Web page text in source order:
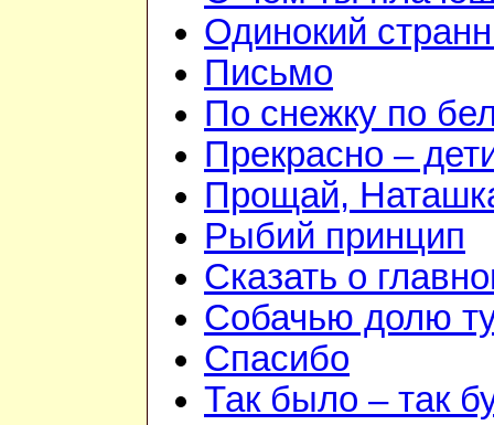
Одинокий
Письмо
По снежку по
Прекрасно –
Прощай,
Рыбий принцип
Сказать о
Собачью долю
Спасибо
Так было – так